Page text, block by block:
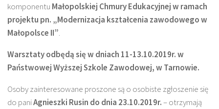
komponentu Małopolskiej Chmury Edukacyjnej w ramach
projektu pn. „Modernizacja kształcenia zawodowego w
Małopolsce II”.
Warsztaty odbędą się w dniach 11-13.10.2019r. w
Państwowej Wyższej Szkole Zawodowej, w Tarnowie.
Osoby zainteresowane proszone są o osobiste zgłoszenie się
do paniAgnieszki Rusin do dnia 23.10.2019r.– otrzymają